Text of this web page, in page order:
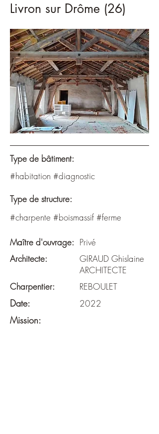
Livron sur Drôme (26)
Type de bâtiment:
#habitation #diagnostic
Type de structure:
#charpente #boismassif #ferme
Maître d'ouvrage: Privé
Architecte:
GIRAUD Ghislaine
ARCHITECTE
Charpentier:
REBOULET
Date: 2022
Mission: